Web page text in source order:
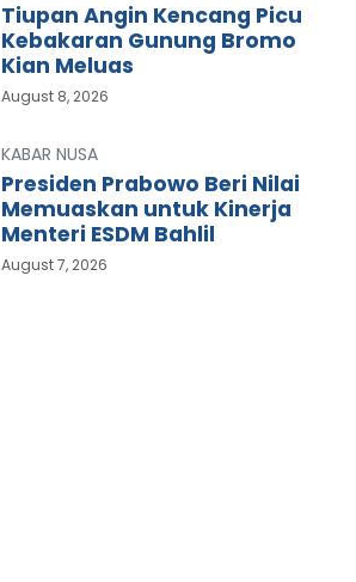
Tiupan Angin Kencang Picu
Kebakaran Gunung Bromo
Kian Meluas
August 8, 2026
KABAR NUSA
Presiden Prabowo Beri Nilai
Memuaskan untuk Kinerja
Menteri ESDM Bahlil
August 7, 2026